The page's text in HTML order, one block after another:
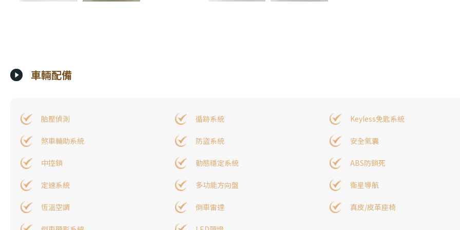
車輛配備
胎壓偵測 循跡系統 Keyless免匙系統
煞車輔助系統 防盜系統 安全氣囊
中控鎖 動態穩定系統 ABS防鎖死
定速系統 多功能方向盤 衛星導航
恆溫空調 倒車雷達 真皮/皮革座椅